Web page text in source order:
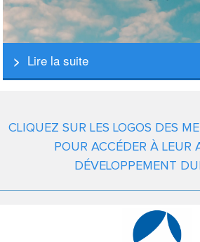
Lire la suite
CLIQUEZ SUR LES LOGOS DES
POUR ACCÉDER À LEUR
DÉVELOPPEMENT